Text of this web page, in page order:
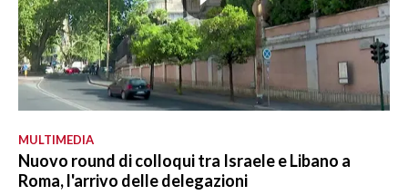
MULTIMEDIA
Nuovo round di colloqui tra Israele e Libano a
Roma, l'arrivo delle delegazioni